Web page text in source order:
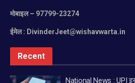
मोबाइल– 97799-23274
ईमेल : DivinderJeet@wishavwarta.in
Recent
National News : UPI